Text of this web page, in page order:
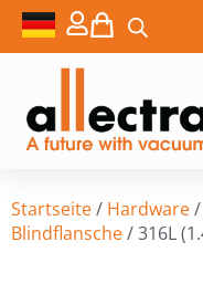
Startseite/ Hardware/
Blindflansche/ 316L